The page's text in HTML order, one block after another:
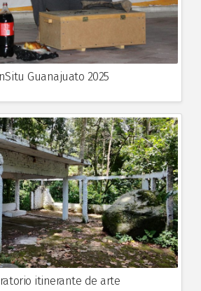
Guanajuato 2025
itinerante de arte